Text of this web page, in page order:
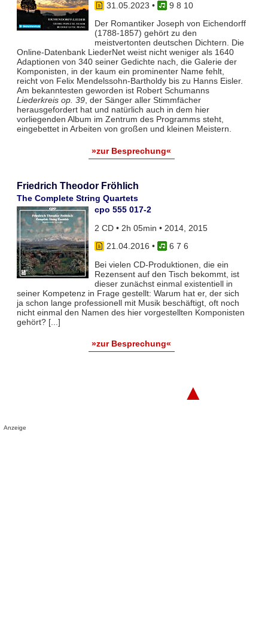
31.05.2023 •
9 8 10
Der Romantiker Joseph von Eichendorff
(1788-1857) gehört zu den
meistvertonten deutschen Dichtern. Die
Online-Datenbank LiederNet weist nicht weniger als 1640
Adaptionen von 340 seiner Gedichte nach, die Galerie der
Komponisten, in der kaum ein prominenter Name fehlt,
reicht von Felix Mendelssohn-Bartholdy bis zu Hanns Eisler.
Am bekanntesten geworden ist Robert Schumanns
Liederkreis op. 39, der Sänger aller Stimmfächer
herausgefordert hat und natürlich auch in dem hier
vorliegenden Album im Zentrum des Programms steht,
eingebettet in Arbeiten von großen und kleinen Meistern.
»zur Besprechung«
Friedrich Theodor Fröhlich
The Complete String Quartets
cpo 555 017-2
2 CD • 2h 05min • 2014, 2015
21.04.2016 •
6 7 6
Bei vielen CD-Produktionen, die ein
Rezensent auf den Tisch bekommt, ist
dieser zunächst einmal existentiell in
seiner Kompetenz in Frage gestellt: Warum hat er, der sich
ja schon lange professionell mit Musik beschäftigt, oft noch
nicht einmal den Namen des hier vorgestellten Komponisten
gehört? [...]
»zur Besprechung«
▲
Anzeige